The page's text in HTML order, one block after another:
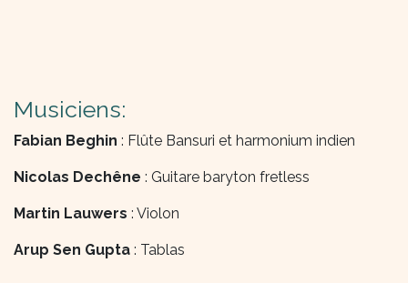
Musiciens:
Fabian Beghin : Flûte Bansuri et harmonium indien
Nicolas Dechêne : Guitare baryton fretless
Martin Lauwers : Violon
Arup Sen Gupta : Tablas